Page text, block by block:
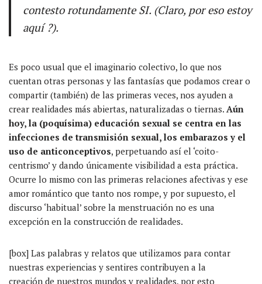
contesto rotundamente SI. (Claro, por eso estoy
aquí ?).
Es poco usual que el imaginario colectivo, lo que nos
cuentan otras personas y las fantasías que podamos crear o
compartir (también) de las primeras veces, nos ayuden a
crear realidades más abiertas, naturalizadas o tiernas. Aún
hoy, la (poquísima) educación sexual se centra en las
infecciones de transmisión sexual, los embarazos y el
uso de anticonceptivos, perpetuando así el ‘coito-
centrismo’ y dando únicamente visibilidad a esta práctica.
Ocurre lo mismo con las primeras relaciones afectivas y ese
amor romántico que tanto nos rompe, y por supuesto, el
discurso ‘habitual’ sobre la menstruación no es una
excepción en la construcción de realidades.
[box] Las palabras y relatos que utilizamos para contar
nuestras experiencias y sentires contribuyen a la
creación de nuestros mundos y realidades, por esto